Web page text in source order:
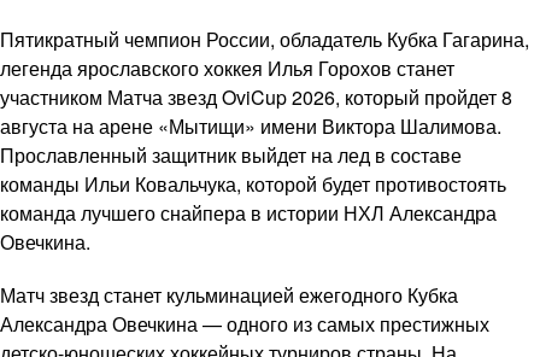
Пятикратный чемпион России, обладатель Кубка Гагарина,
легенда ярославского хоккея Илья Горохов станет
участником Матча звезд OviCup 2026, который пройдет 8
августа на арене «Мытищи» имени Виктора Шалимова.
Прославленный защитник выйдет на лед в составе
команды Ильи Ковальчука, которой будет противостоять
команда лучшего снайпера в истории НХЛ Александра
Овечкина.
Матч звезд станет кульминацией ежегодного Кубка
Александра Овечкина — одного из самых престижных